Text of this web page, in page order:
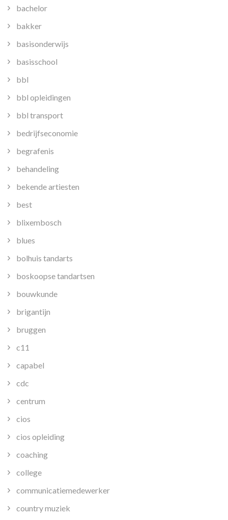
bachelor
bakker
basisonderwijs
basisschool
bbl
bbl opleidingen
bbl transport
bedrijfseconomie
begrafenis
behandeling
bekende artiesten
best
blixembosch
blues
bolhuis tandarts
boskoopse tandartsen
bouwkunde
brigantijn
bruggen
c11
capabel
cdc
centrum
cios
cios opleiding
coaching
college
communicatiemedewerker
country muziek